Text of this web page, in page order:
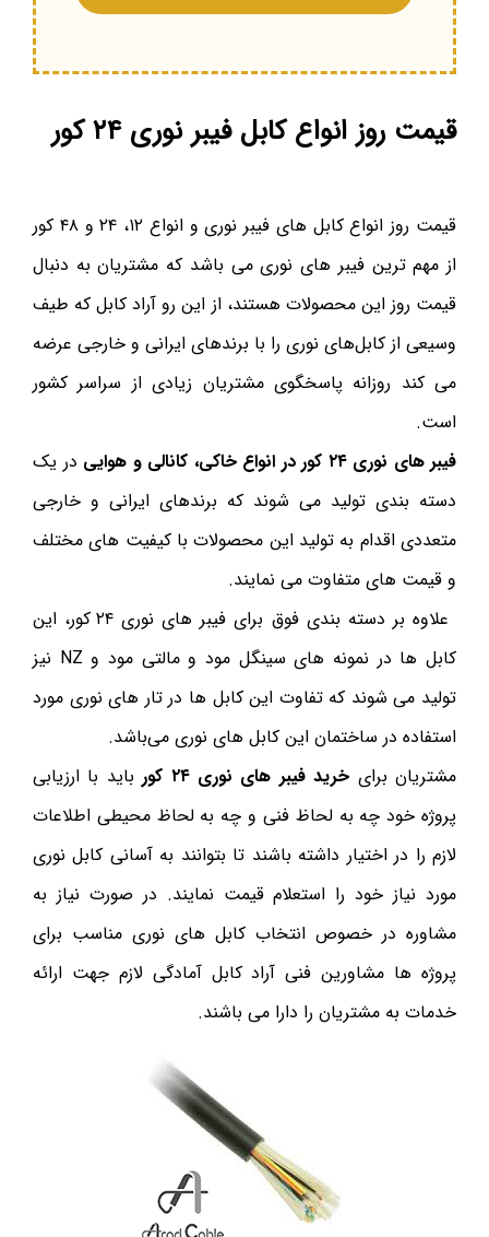
قیمت روز انواع کابل فیبر نوری ۲۴ کور
قیمت روز انواع کابل های فیبر نوری و انواع ۱۲، ۲۴ و ۴۸ کور
از مهم ترین فیبر های نوری می باشد که مشتریان به دنبال
قیمت روز این محصولات هستند، از این رو آراد کابل که طیف
وسیعی از کابل‌های نوری را با برندهای ایرانی و خارجی عرضه
می کند روزانه پاسخگوی مشتریان زیادی از سراسر کشور
است.
فیبر های نوری ۲۴ کور در انواع خاکی، کانالی و هوایی
در یک
دسته بندی تولید می شوند که برندهای ایرانی و خارجی
متعددی اقدام به تولید این محصولات با کیفیت های مختلف
و قیمت های متفاوت می نمایند.
علاوه بر دسته بندی فوق برای فیبر های نوری ۲۴ کور، این
کابل ها در نمونه های سینگل مود و مالتی مود و NZ نیز
تولید می شوند که تفاوت این کابل ها در تار های نوری مورد
استفاده در ساختمان این کابل های نوری می‌باشد.
مشتریان برای خرید فیبر های نوری ۲۴ کور
باید با ارزیابی
پروژه خود چه به لحاظ فنی و چه به لحاظ محیطی اطلاعات
لازم را در اختیار داشته باشند تا بتوانند به آسانی کابل نوری
مورد نیاز خود را استعلام قیمت نمایند. در صورت نیاز به
مشاوره در خصوص انتخاب کابل های نوری مناسب برای
پروژه ها مشاورین فنی آراد کابل آمادگی لازم جهت ارائه
خدمات به مشتریان را دارا می باشند.